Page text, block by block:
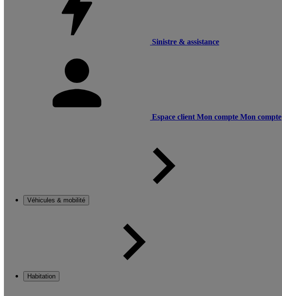
Sinistre & assistance
Espace client Mon compte Mon compte
Véhicules & mobilité
Habitation